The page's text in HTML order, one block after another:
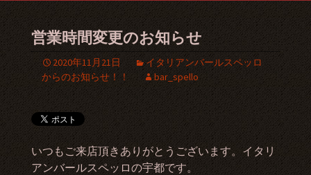
営業時間変更のお知らせ
2020年11月21日
イタリアンバールスペッロ
からのお知らせ！！
bar_spello
いつもご来店頂きありがとうございます。イタリ
アンバールスペッロの宇都です。